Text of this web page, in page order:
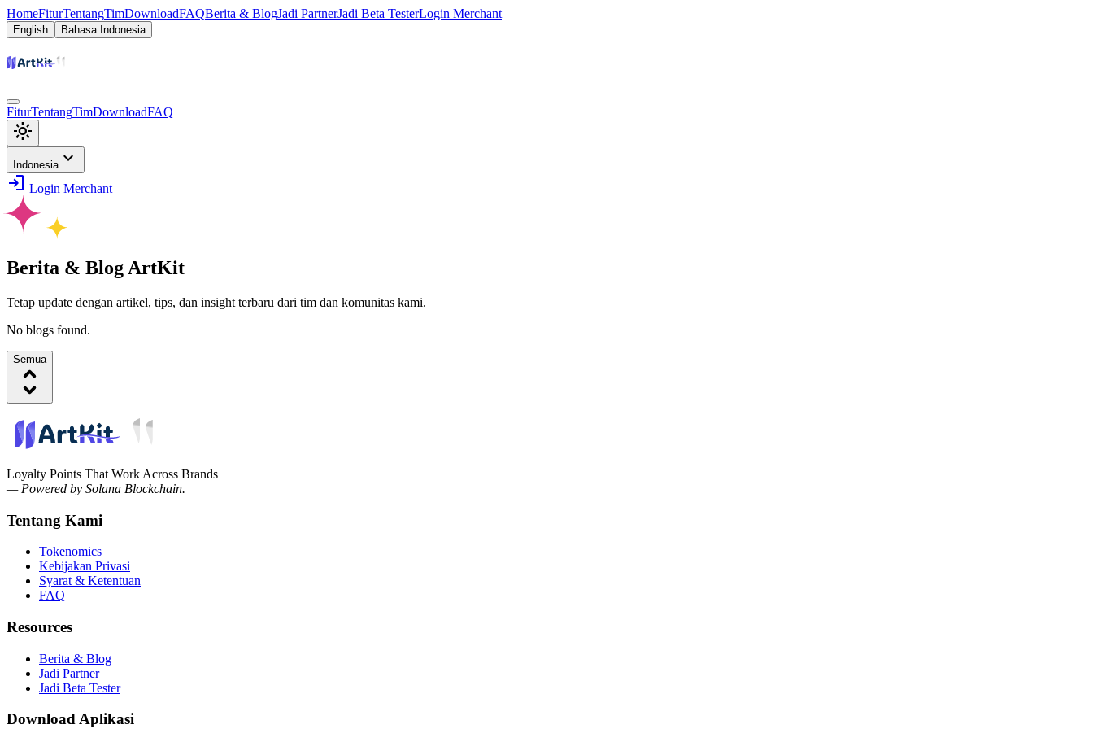
HomeFiturTentangTimDownloadFAQBerita & BlogJadi PartnerJadi Beta TesterLogin Merchant
English Bahasa Indonesia
FiturTentangTimDownloadFAQ
light_mode
Indonesia expand_more
login Login Merchant
Berita & Blog ArtKit
Tetap update dengan artikel, tips, dan insight terbaru dari tim dan komunitas kami.
No blogs found.
Semua
Loyalty Points That Work Across Brands
— Powered by Solana Blockchain.
Tentang Kami
Tokenomics
Kebijakan Privasi
Syarat & Ketentuan
FAQ
Resources
Berita & Blog
Jadi Partner
Jadi Beta Tester
Download Aplikasi